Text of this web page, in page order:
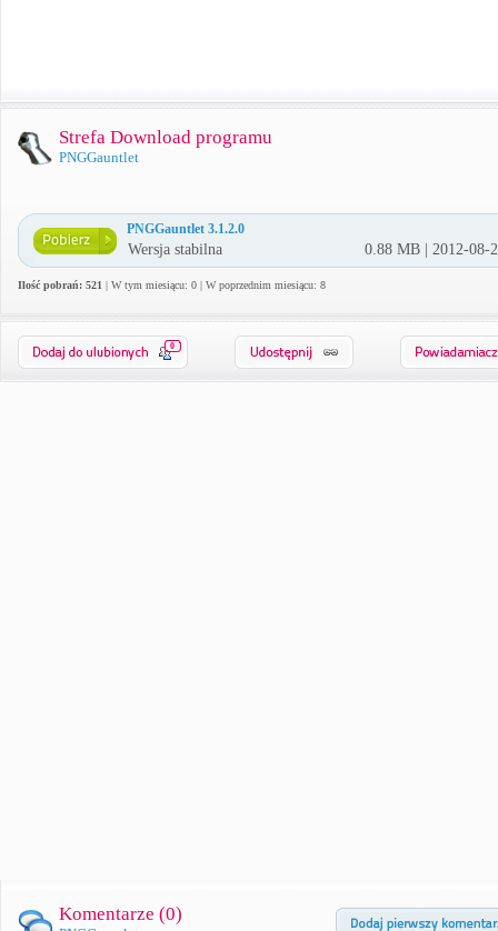
Strefa Download programu
PNGGauntlet
PNGGauntlet 3.1.2.0
Wersja stabilna 0.88 MB | 2012-08-
Ilość pobrań: 521 | W tym miesiącu: 0 | W poprzednim miesiącu: 8
0
Komentarze (0)